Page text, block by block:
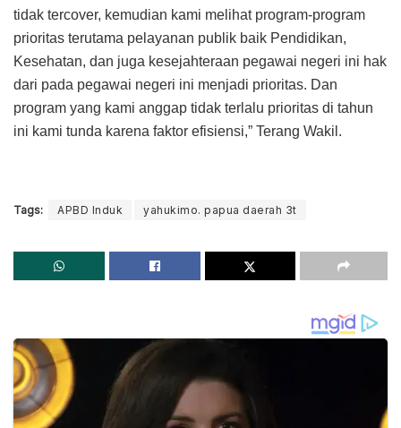
tidak tercover, kemudian kami melihat program-program
prioritas terutama pelayanan publik baik Pendidikan,
Kesehatan, dan juga kesejahteraan pegawai negeri ini hak
dari pada pegawai negeri ini menjadi prioritas. Dan
program yang kami anggap tidak terlalu prioritas di tahun
ini kami tunda karena faktor efisiensi,” Terang Wakil.
Tags: APBD Induk yahukimo. papua daerah 3t